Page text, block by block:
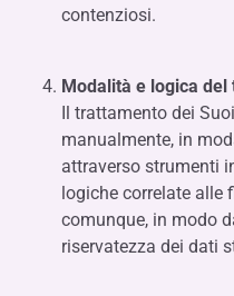
contenziosi.
Modalità e logica
Il trattamento dei
manualmente, in
attraverso strumenti
logiche correlate alle
comunque, in modo
riservatezza dei dati